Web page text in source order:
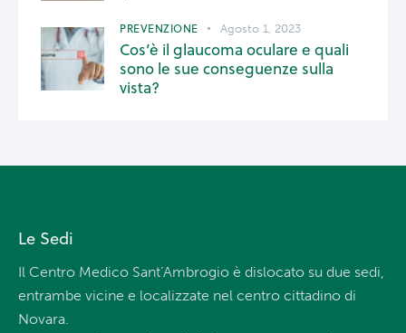
PREVENZIONE Agosto 1, 2023
Cos’è il glaucoma oculare e quali
sono le sue conseguenze sulla
vista?
Le Sedi
Il Centro Medico Sant’Ambrogio è dislocato su due sedi,
entrambe vicine e localizzate nel centro cittadino di
Novara.